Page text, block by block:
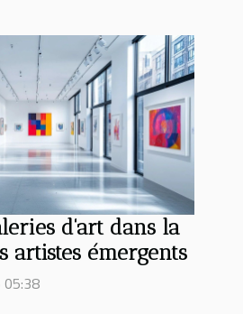
d'art dans la
artistes émergents
05:38